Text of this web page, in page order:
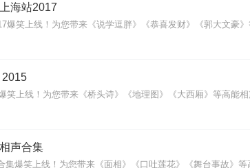
海站2017
爆笑上线！为您带来《说学逗胖》《恭喜发财》《郭大文豪
2015
笑上线！为您带来《桥头诗》《地理图》《大西厢》等高能
声合集
集爆笑上线！为您带来《面相》《口吐莲花》《舞台事故》